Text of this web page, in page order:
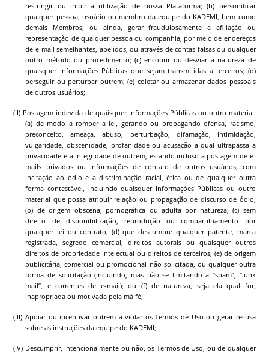
restringir ou inibir a utilização de nossa Plataforma; (b) personificar
qualquer pessoa, usuário ou membro da equipe do KADEMI, bem como
demais Membros, ou ainda, gerar fraudulosamente a afiliação ou
representação de qualquer pessoa ou companhia, por meio de endereços
de e-mail semelhantes, apelidos, ou através de contas falsas ou qualquer
outro método ou procedimento; (c) encobrir ou desviar a natureza de
quaisquer Informações Públicas que sejam transmitidas a terceiros; (d)
perseguir ou perturbar outrem; (e) coletar ou armazenar dados pessoais
de outros usuários;
(II) Postagem indevida de quaisquer Informações Públicas ou outro material:
(a) de modo a romper a lei, gerando ou propagando ofensa, racismo,
preconceito, ameaça, abuso, perturbação, difamação, intimidação,
vulgaridade, obscenidade, profanidade ou acusação a qual ultrapassa a
privacidade e a integridade de outrem, estando incluso a postagem de e-
mails privados ou informações de contato de outros usuários, com
incitação ao ódio e a discriminação racial, ética ou de qualquer outra
forma contestável, incluindo quaisquer Informações Públicas ou outro
material que possa atribuir relação ou propagação de discurso de ódio;
(b) de origem obscena, pornográfica ou adulta por natureza; (c) sem
direito de disponibilização, reprodução ou compartilhamento por
qualquer lei ou contrato; (d) que descumpre qualquer patente, marca
registrada, segredo comercial, direitos autorais ou quaisquer outros
direitos de propriedade intelectual ou direitos de terceiros; (e) de origem
publicitária, comercial ou promocional não solicitada, ou qualquer outra
forma de solicitação (incluindo, mas não se limitando a “spam”, “junk
mail”, e correntes de e-mail); ou (f) de natureza, seja ela qual for,
inapropriada ou motivada pela má fé;
(III) Apoiar ou incentivar outrem a violar os Termos de Uso ou gerar recusa
sobre as instruções da equipe do KADEMI;
(IV) Descumprir, intencionalmente ou não, os Termos de Uso, ou de qualquer